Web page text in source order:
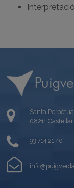
Santa
08211 Castellar
93 714 21 40